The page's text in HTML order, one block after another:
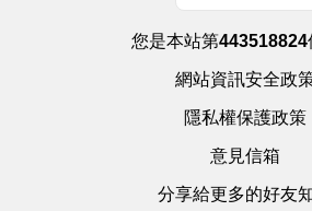
您是本站第443518824
網站資訊安全政
隱私權保護政策
意見信箱
分享給更多的好友